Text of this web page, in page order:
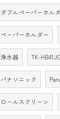
ダブルペーパーホル
ペーパーホルダー
浄水器 TK-HB41JG
パナソニック
ロールスクリーン